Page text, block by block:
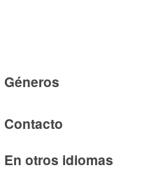
Géneros
Contacto
En otros idiomas